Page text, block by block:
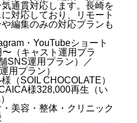
通貫対応します。長崎を
対応しており、リモート
編集のみの対応プランも
・YouTubeショート
（キャスト運用プラ
SNS運用プラン）／
用プラン）
（SOIL CHOCOLATE）
様328,000再生（い
美容・整体・クリニック